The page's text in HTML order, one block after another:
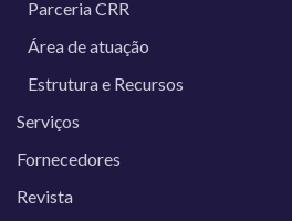
Parceria CRR
Área de atuação
Estrutura e Recursos
Serviços
Fornecedores
Revista